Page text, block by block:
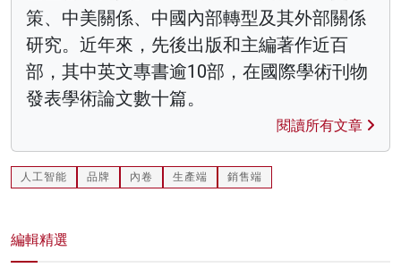
策、中美關係、中國內部轉型及其外部關係
研究。近年來，先後出版和主編著作近百
部，其中英文專書逾10部，在國際學術刊物
發表學術論文數十篇。
閱讀所有文章
人工智能 品牌 內卷 生產端 銷售端
編輯精選